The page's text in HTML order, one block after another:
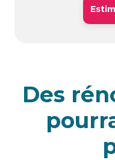
Des